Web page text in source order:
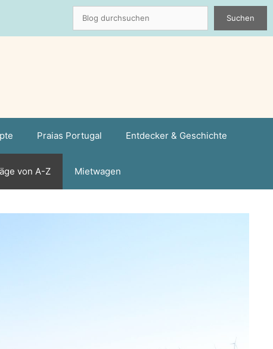
Suchen
Praias Portugal Entdecker & Geschichte
von A-Z Mietwagen